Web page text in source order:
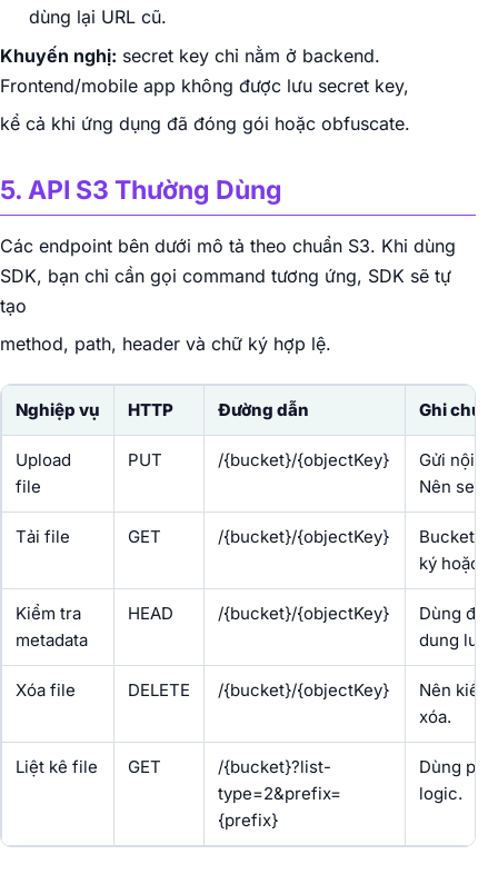
dùng lại URL cũ.
Khuyến nghị: secret key chỉ nằm ở backend.
Frontend/mobile app không được lưu secret key,
kể cả khi ứng dụng đã đóng gói hoặc obfuscate.
5. API S3 Thường Dùng
Các endpoint bên dưới mô tả theo chuẩn S3. Khi dùng
SDK, bạn chỉ cần gọi command tương ứng, SDK sẽ tự
tạo
method, path, header và chữ ký hợp lệ.
Nghiệp vụ HTTP Đường dẫn Ghi chú
Upload
file
PUT /{bucket}/{objectKey}
Gửi nội
Nên set
Tải file GET /{bucket}/{objectKey}
Bucket
ký hoặc
Kiểm tra
metadata
HEAD /{bucket}/{objectKey}
Dùng để
dung
Xóa file DELETE /{bucket}/{objectKey}
Nên
xóa.
Liệt kê file GET
/{bucket}?list-
type=2&prefix=
{prefix}
Dùng
logic.